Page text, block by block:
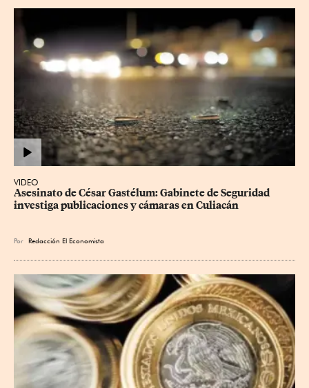
VIDEO
Asesinato de César Gastélum: Gabinete de Seguridad
investiga publicaciones y cámaras en Culiacán
Por Redacción El Economista